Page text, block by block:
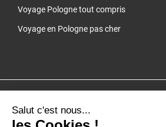
Voyage Pologne tout compris
Voyage en Pologne pas cher